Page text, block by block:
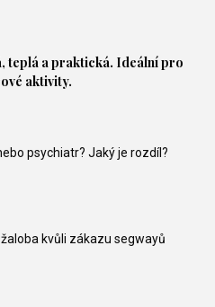
teplá a praktická. Ideální pro
aktivity.
psychiatr? Jaký je rozdíl?
kvůli zákazu segwayů